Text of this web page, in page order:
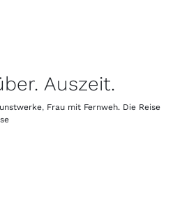
Auszeit.
, Frau mit Fernweh. Die Reise